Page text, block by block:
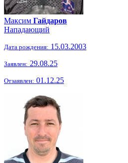
Максим Гайдаров
Нападающий
Дата рождения: 15.03.2003
Заявлен: 29.08.25
Отзаявлен: 01.12.25